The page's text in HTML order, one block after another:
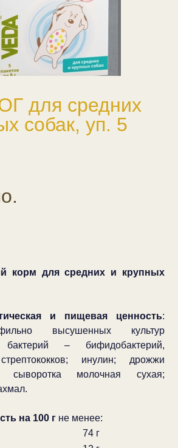
для средних
собак, уп. 5
корм для средних и крупных
и пищевая ценность:
высушенных культур
бактерий – бифидобактерий,
инулин; дрожжи
сыворотка молочная сухая;
на 100 г не менее:
74 г